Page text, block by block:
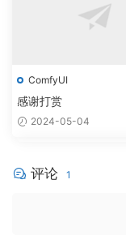
ComfyUI
感谢打赏
2024-05-04
评论 1